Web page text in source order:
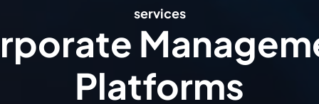
services
Platforms